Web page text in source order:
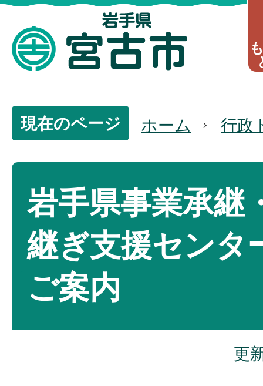
現在のページ ホーム 行政
岩手県事業承継
継ぎ支援センタ
ご案内
更